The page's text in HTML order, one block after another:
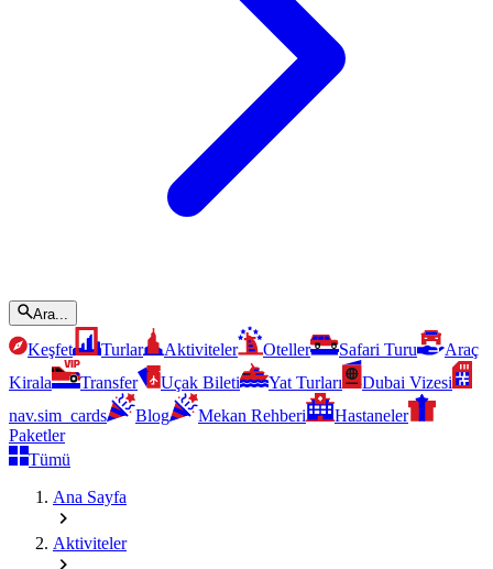
Ara...
Keşfet Turlar Aktiviteler Oteller Safari Turu
Araç
Kirala
Transfer Uçak Bileti Yat Turları
Dubai Vizesi
nav.sim_cards
Blog Mekan Rehberi
Hastaneler
Paketler
Tümü
Ana Sayfa
Aktiviteler